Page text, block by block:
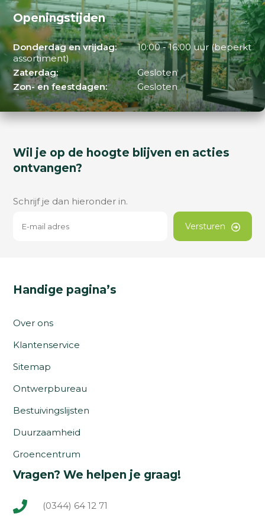
Openingstijden
Donderdag en vrijdag:
10:00 - 16:00 uur (beperkt
assortiment)
Zaterdag:
Gesloten
Zon- en feestdagen:
Gesloten
Wil je op de hoogte blijven en acties
ontvangen?
Schrijf je dan hieronder in.
Versturen
Handige pagina’s
Over ons
Klantenservice
Sitemap
Ontwerpbureau
Bestuivingslijsten
Duurzaamheid
Groencentrum
Vragen? We helpen je graag!
(0344) 64 12 71